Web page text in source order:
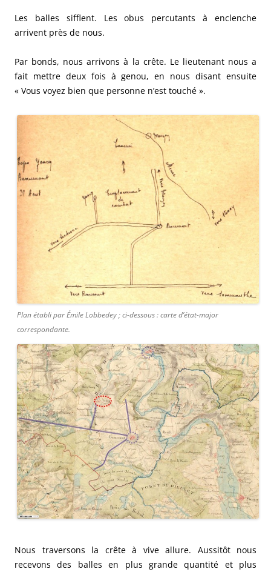
Les balles sifflent. Les obus percutants à enclenche
arrivent près de nous.
Par bonds, nous arrivons à la crête. Le lieutenant nous a
fait mettre deux fois à genou, en nous disant ensuite
« Vous voyez bien que personne n’est touché ».
Plan établi par Émile Lobbedey ; ci-dessous : carte d’état-major
correspondante.
Nous traversons la crête à vive allure. Aussitôt nous
recevons des balles en plus grande quantité et plus